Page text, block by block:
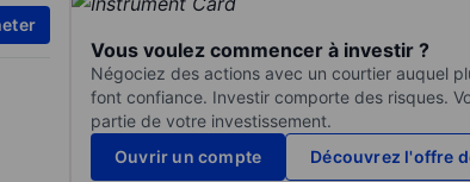
Vous voulez commencer à investir ?
Négociez des actions avec un courtier auquel
font confiance. Investir comporte des risques.
partie de votre investissement.
Ouvrir un compte
Découvrez l'offre